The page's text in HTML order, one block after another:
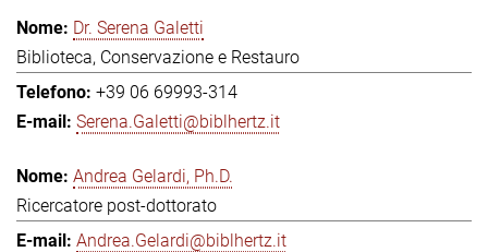
Dr. Serena Galetti
Biblioteca, Conservazione e Restauro
+39 06 69993-314
Serena.Galetti@biblhertz.it
Andrea Gelardi, Ph.D.
Ricercatore post-dottorato
Andrea.Gelardi@biblhertz.it